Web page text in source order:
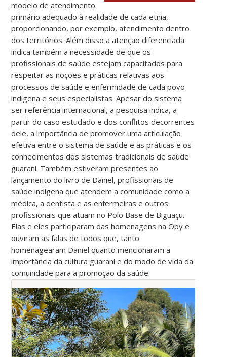
modelo de atendimento
primário adequado à realidade de cada etnia,
proporcionando, por exemplo, atendimento dentro
dos territórios. Além disso a atenção diferenciada
indica também a necessidade de que os
profissionais de saúde estejam capacitados para
respeitar as noções e práticas relativas aos
processos de saúde e enfermidade de cada povo
indígena e seus especialistas. Apesar do sistema
ser referência internacional, a pesquisa indica, a
partir do caso estudado e dos conflitos decorrentes
dele, a importância de promover uma articulação
efetiva entre o sistema de saúde e as práticas e os
conhecimentos dos sistemas tradicionais de saúde
guarani. Também estiveram presentes ao
lançamento do livro de Daniel, profissionais de
saúde indígena que atendem a comunidade como a
médica, a dentista e as enfermeiras e outros
profissionais que atuam no Polo Base de Biguaçu.
Elas e eles participaram das homenagens na Opy e
ouviram as falas de todos que, tanto
homenagearam Daniel quanto mencionaram a
importância da cultura guarani e do modo de vida da
comunidade para a promoção da saúde.